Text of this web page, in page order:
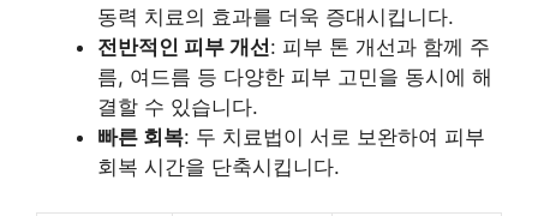
동력 치료의 효과를 더욱 증대시킵니다.
전반적인 피부 개선: 피부 톤 개선과 함께 주
름, 여드름 등 다양한 피부 고민을 동시에 해
결할 수 있습니다.
빠른 회복: 두 치료법이 서로 보완하여 피부
회복 시간을 단축시킵니다.